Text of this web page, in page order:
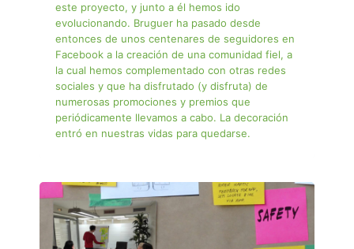
este proyecto, y junto a él hemos ido
evolucionando. Bruguer ha pasado desde
entonces de unos centenares de seguidores en
Facebook a la creación de una comunidad fiel, a
la cual hemos complementado con otras redes
sociales y que ha disfrutado (y disfruta) de
numerosas promociones y premios que
periódicamente llevamos a cabo. La decoración
entró en nuestras vidas para quedarse.